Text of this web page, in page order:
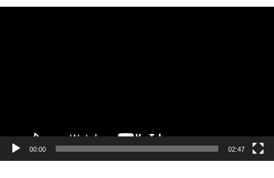
00:00 02:47